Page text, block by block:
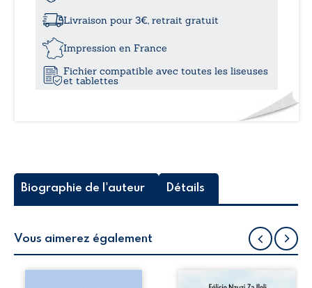
Livraison pour 3€, retrait gratuit
Impression en France
Fichier compatible avec toutes les liseuses
et tablettes
Biographie de l'auteur Détails
Vous aimerez également
Auberge de la